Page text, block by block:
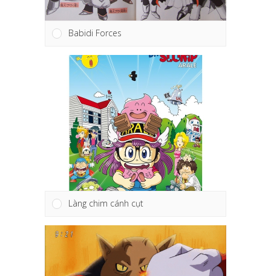
Babidi Forces
Làng chim cánh cụt